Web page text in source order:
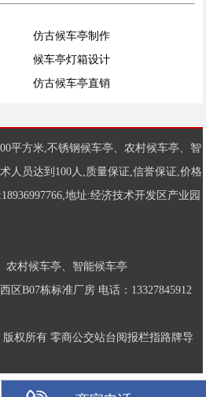
仿古候车亭制作
候车亭灯箱设计
仿古候车亭直销
平方米,不锈钢候车亭、农村候车亭、 智
人员达到100人,质量保证,信誉保证,价格
地址:经济技术开发区产业园
农村候车亭、 智能候车亭
区B07栋标准厂房 电话：13327845912
所有 零商公交站台阅报栏指路牌导